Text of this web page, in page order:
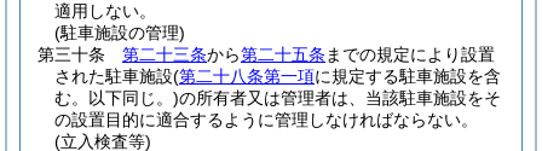
適用しない。
(駐車施設の管理)
第三十条
第二十三条から第二十五条 までの規定により設置
された駐車施設(第二十八条第一項に規定する駐車施設を含
む。以下同じ。)の所有者又は管理者は、当該駐車施設をそ
の設置目的に適合するように管理しなければならない。
(立入検査等)